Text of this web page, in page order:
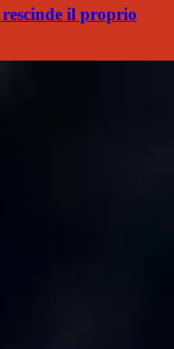
il proprio